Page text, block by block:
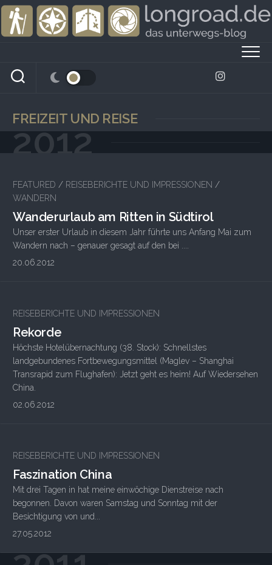
Skip
content
FREIZEIT UND REISE
2012
FEATURED / REISEBERICHTE UND IMPRESSIONEN /
WANDERN
Wanderurlaub am Ritten in Südtirol
Unser erster Urlaub in diesem Jahr führte uns Anfang Mai zum
Wandern nach – genauer gesagt auf den bei ....
20.06.2012
REISEBERICHTE UND IMPRESSIONEN
Rekorde
Höchste Hotelübernachtung (38. Stock): Schnellstes
landgebundenes Fortbewegungsmittel (Maglev – Shanghai
Transrapid zum Flughafen): Jetzt geht es heim! Auf Wiedersehen
China.
02.06.2012
REISEBERICHTE UND IMPRESSIONEN
Faszination China
Mit drei Tagen in hat meine einwöchige Dienstreise nach
begonnen. Davon waren Samstag und Sonntag mit der
Besichtigung von und...
27.05.2012